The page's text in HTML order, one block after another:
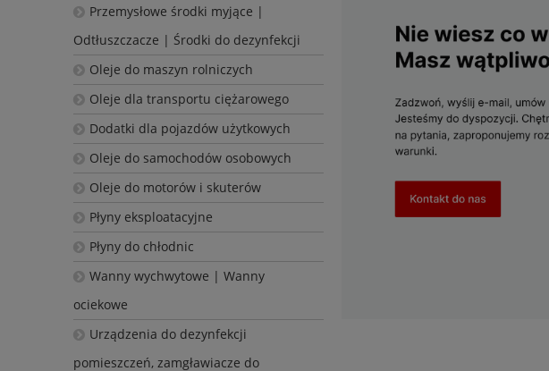
Przemysłowe środki myjące |
Odtłuszczacze | Środki do dezynfekcji
Oleje do maszyn rolniczych
Oleje dla transportu ciężarowego
Dodatki dla pojazdów użytkowych
Oleje do samochodów osobowych
Oleje do motorów i skuterów
Płyny eksploatacyjne
Płyny do chłodnic
Wanny wychwytowe | Wanny
ociekowe
Urządzenia do dezynfekcji
pomieszczeń, zamgławiacze do